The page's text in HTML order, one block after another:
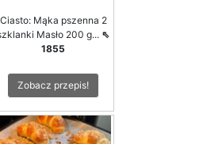
Ciasto: Mąka pszenna 2
Masło 200 g... ⇖
1855
Zobacz przepis!